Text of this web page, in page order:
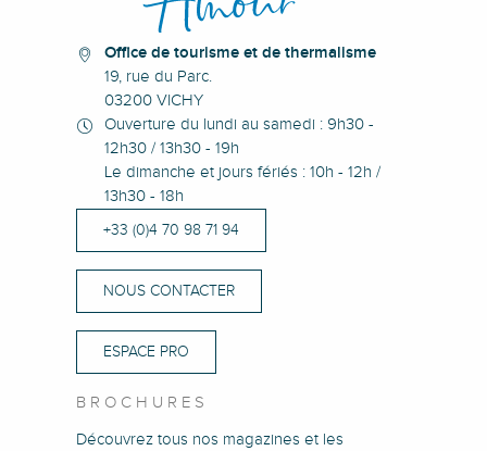
Office de tourisme et de thermalisme
19, rue du Parc.
03200 VICHY
Ouverture du lundi au samedi : 9h30 -
12h30 / 13h30 - 19h
Le dimanche et jours fériés : 10h - 12h /
13h30 - 18h
+33 (0)4 70 98 71 94
NOUS CONTACTER
ESPACE PRO
BROCHURES
Découvrez tous nos magazines et les